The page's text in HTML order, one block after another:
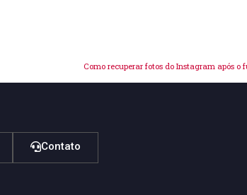
Como recuperar fotos do Instagram após o
Contato